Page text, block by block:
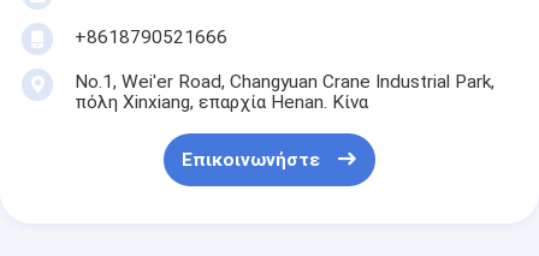
+8618790521666
No.1, Wei'er Road, Changyuan Crane Industrial Park,
πόλη Xinxiang, επαρχία Henan. Κίνα
Επικοινωνήστε